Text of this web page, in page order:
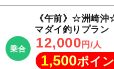
乗合
《午前》☆洲崎
マダイ釣りプラン
12,000 円/人
1,500ポイ